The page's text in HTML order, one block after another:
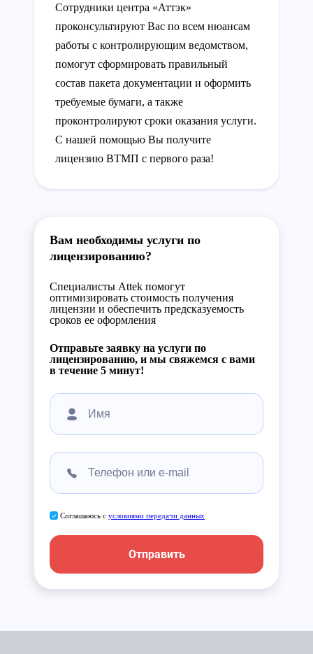
Сотрудники центра «Аттэк»
проконсультируют Вас по всем нюансам
работы с контролирующим ведомством,
помогут сформировать правильный
состав пакета документации и оформить
требуемые бумаги, а также
проконтролируют сроки оказания услуги.
С нашей помощью Вы получите
лицензию ВТМП с первого раза!
Вам необходимы услуги по
лицензированию?
Специалисты Attek помогут
оптимизировать стоимость получения
лицензии и обеспечить предсказуемость
сроков ее оформления
Отправьте заявку на услуги по
лицензированию, и мы свяжемся с вами
в течение 5 минут!
Соглашаюсь с условиями передачи данных
Отправить